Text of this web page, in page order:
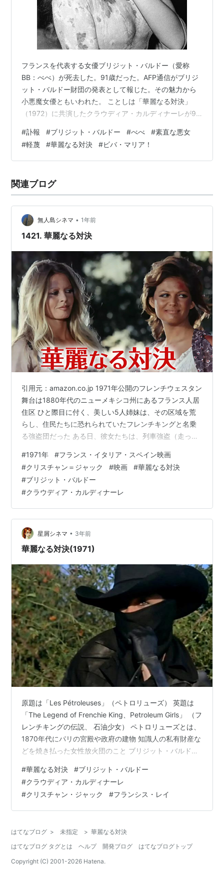
フランスを代表する女優ブリジット・バルドー（愛称
BB：べべ）が死去した。91歳だった。AFP通信がブリジ
ット・バルドー財団の発表として報じた。その魅力から
小悪魔女優ともいわれた。 ことしは「華麗なる対決」
（1972）に共演したクラウディア・カルディナーレが9
ら70年代にかけて、BB（ベベ）の愛称で世界的な人気を
誇り、第一線を退いてからは動物愛護活動に熱心に取り
組んでいたという。 ブリジット・バルドーは1934年、パ
ち、1950年に雑誌「エル」の表紙を飾ってモデルとして
鮮烈にデビュー。 18…
#訃報 #ブリジット・バルドー #べべ #素直な悪女
#軽蔑 #華麗なる対決 #ビバ・マリア！
関連ブログ
無人島シネマ • 1年前
1421. 華麗なる対決
引用元：amazon.co.jp 1971年公開のフレンチウェスタン
舞台は1880年代のニューメキシコ州にあるフランス人居
住区 ひと際目に付く、美しい5人姉妹は、その区域を荒
らし、住民たちに恐れられていたフレンチキングと名乗
る強盗団だった ある日、彼女たちは、列車強盗（走って
として、牧場の土地の権利書を入手する 一方で、この地
帯の名士であるサラザン家の長女マリア（クラウディ
ア・カルディナーレ）は、牧場の下に大きな油田がある
という情報を入手し、土地の購入を試みるも、その権利
は既にフレンチキングの手に渡っていた そこでマリア
は、フレンチキングのリ…
#1971年 #フランス・イタリア・スペイン映画
#クリスチャン＝ジャック #映画 #華麗なる対決
#ブリジット・バルドー
#クラウディア・カルディナーレ
星屑シネマ • 3年前
華麗なる対決(1971)
原題は「Les Pétroleuses」（ペトロリューズ） 英題は
「The Legend of Frenchie King、Petroleum Girls」 （フ
レンチキングの伝説、 石油少女） ペトロリューズとは、
1870年代にパリの宮殿や政府の建物 知識人の私有財産な
どを焼き払った女性放火団のこと ブリジット・バルドー
スタンというより、レディース・ウエスタンコメディ ス
トーリーうんぬんより、発想のみで描かれたようなB級C
級映画ですが 馬にまたがり「イ〜ヤッホー！」と爆走す
る BBとCCの弾けっぷりが超ゴキゲン お洒落な男装も麗
#華麗なる対決 #ブリジット・バルドー
#クラウディア・カルディナーレ
#クリスチャン・ジャック #フランシス・レイ
はてなブログ > 未指定 > 華麗なる対決
はてなブログ タグとは
ヘルプ 開発ブログ
はてなブログトップ
Copyright (C) 2001-2026 Hatena.